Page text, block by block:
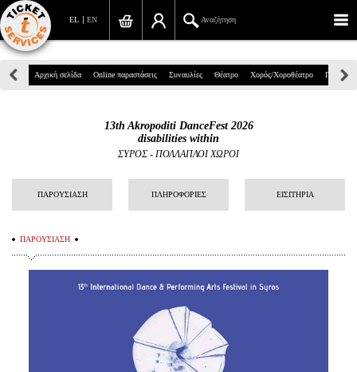
EN
EL Αναζήτηση
Πανεπιστημίου 39, Αθήνα
info@ticketservices.gr
Σύνδεση/Εγγραφή
Πληροφορίες
Είσοδος διαχειριστή
Αρχική σελίδα Online παραστάσεις Συναυλίες Θέατρο Χορός/Χοροθέατρο Παιδικά
13th Akropoditi DanceFest 2026
disabilities within
ΣΥΡΟΣ - ΠΟΛΛΑΠΛΟΙ ΧΩΡΟΙ
ΠΑΡΟΥΣΙΑΣΗ ΠΛΗΡΟΦΟΡΙΕΣ ΕΙΣΙΤΗΡΙΑ
ΠΑΡΟΥΣΙΑΣΗ